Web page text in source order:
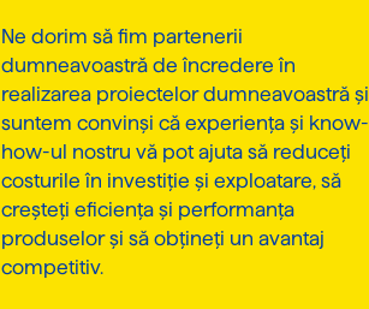
Ne dorim să fim partenerii
dumneavoastră de încredere în
realizarea proiectelor dumneavoastră și
suntem convinși că experiența și know-
how-ul nostru vă pot ajuta să reduceți
costurile în investiție și exploatare, să
creșteți eficiența și performanța
produselor și să obțineți un avantaj
competitiv.